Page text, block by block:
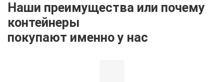
Наши преимущества или почему
контейнеры
покупают именно у нас